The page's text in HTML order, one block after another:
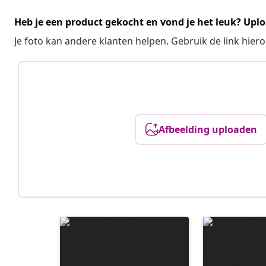
Heb je een product gekocht en vond je het leuk?
Je foto kan andere klanten helpen. Gebruik de link
Afbeelding uploaden